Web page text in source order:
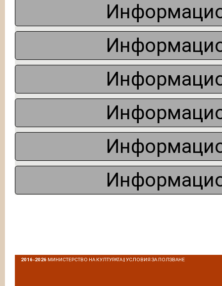
2016-2026 МИНИСТЕРСТВО НА КУЛТУРАТА|УСЛОВИЯ ЗА ПОЛЗВАНЕ